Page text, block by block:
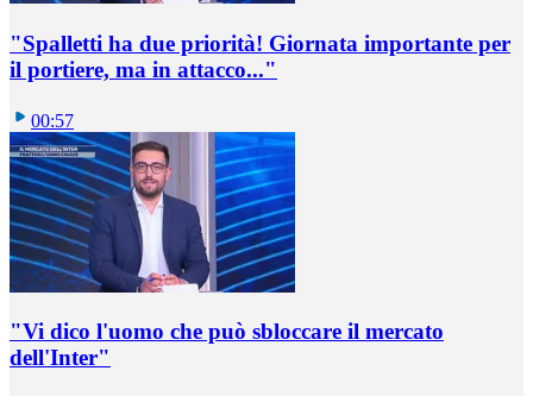
"Spalletti ha due priorità! Giornata importante per
il portiere, ma in attacco..."
00:57
"Vi dico l'uomo che può sbloccare il mercato
dell'Inter"